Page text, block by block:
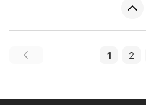
1 2